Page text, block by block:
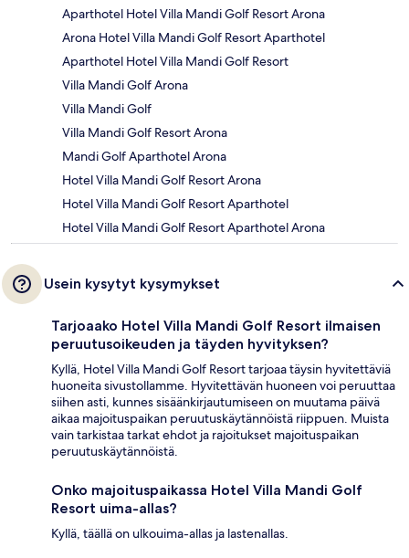
Aparthotel Hotel Villa Mandi Golf Resort Arona
Arona Hotel Villa Mandi Golf Resort Aparthotel
Aparthotel Hotel Villa Mandi Golf Resort
Villa Mandi Golf Arona
Villa Mandi Golf
Villa Mandi Golf Resort Arona
Mandi Golf Aparthotel Arona
Hotel Villa Mandi Golf Resort Arona
Hotel Villa Mandi Golf Resort Aparthotel
Hotel Villa Mandi Golf Resort Aparthotel Arona
Usein kysytyt kysymykset
Tarjoaako Hotel Villa Mandi Golf Resort ilmaisen
peruutusoikeuden ja täyden hyvityksen?
Kyllä, Hotel Villa Mandi Golf Resort tarjoaa täysin hyvitettäviä
huoneita sivustollamme. Hyvitettävän huoneen voi peruuttaa
siihen asti, kunnes sisäänkirjautumiseen on muutama päivä
aikaa majoituspaikan peruutuskäytännöistä riippuen. Muista
vain tarkistaa tarkat ehdot ja rajoitukset majoituspaikan
peruutuskäytännöistä.
Onko majoituspaikassa Hotel Villa Mandi Golf
Resort uima-allas?
Kyllä, täällä on ulkouima-allas ja lastenallas.